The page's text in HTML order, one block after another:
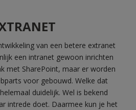
van een betere extranet
een intranet gewoon inrichten
met SharePoint, maar er worden
voor gebouwd. Welke dat
duidelijk. Wel is bekend
intrede doet. Daarmee kun je het